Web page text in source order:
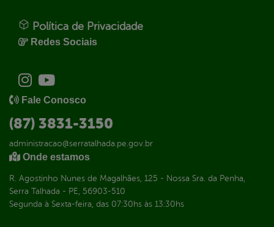
Política de Privacidade
Redes Sociais
Fale Conosco
(87) 3831-3150
administracao@serratalhada.pe.gov.br
Onde estamos
R. Agostinho Nunes de Magalhães, 125 - Nossa Sra. da Penha,
Serra Talhada - PE, 56903-510
Segunda à Sexta-feira, das 07:30hs às 13:30hs